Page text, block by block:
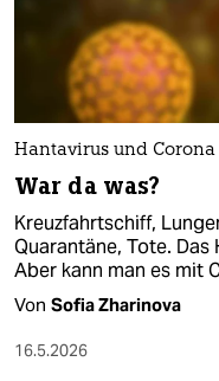
Hantavirus und Corona
War da was?
Kreuzfahrtschiff,
Quarantäne, Tote.
Aber kann man es mit
Von Sofia Zharinova
16.5.2026